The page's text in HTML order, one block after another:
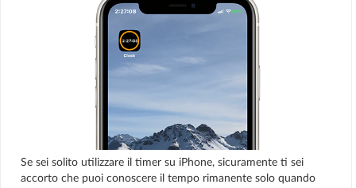
Se sei solito utilizzare il timer su iPhone, sicuramente ti sei
accorto che puoi conoscere il tempo rimanente solo quando